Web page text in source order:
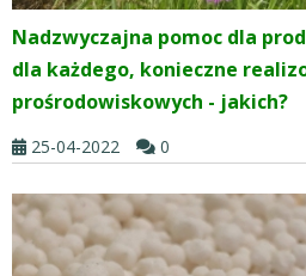
Nadzwyczajna pomoc dla
dla każdego, konieczne
prośrodowiskowych - jakich?
25-04-2022 0